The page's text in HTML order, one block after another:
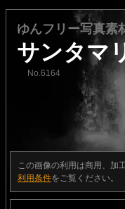
ゆんフリー写真素
サンタマ
No.6164
この画像の利用は商用、加
利用条件をご覧ください。